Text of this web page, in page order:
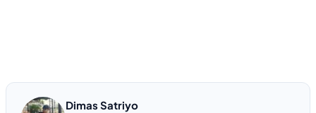
Dimas Satriyo